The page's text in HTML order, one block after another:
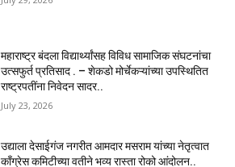
महाराष्ट्र बंदला विद्यार्थ्यांसह विविध सामाजिक संघटनांचा
उत्सफुर्त प्रतिसाद . – शेकडो मोर्चेकऱ्यांच्या उपस्थितित
राष्ट्रपतींना निवेदन सादर..
July 23, 2026
उद्याला देसाईगंज नगरीत आमदार मसराम यांच्या नेतृत्वात
काँग्रेस कमिटीच्या वतीने भव्य रास्ता रोको आंदोलन..